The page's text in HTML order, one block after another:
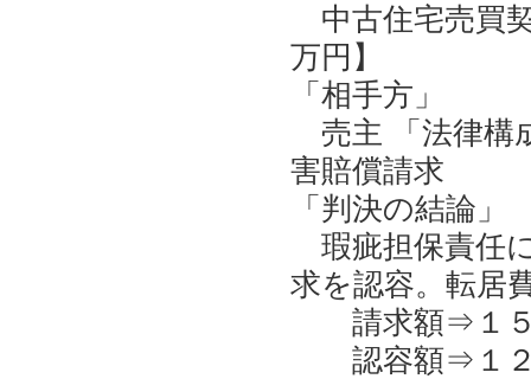
中古住宅売買
万円】
「相手方」
売主 「法律構
害賠償請求
「判決の結論」
瑕疵担保責任
求を認容。転居
請求額⇒１
認容額⇒１２